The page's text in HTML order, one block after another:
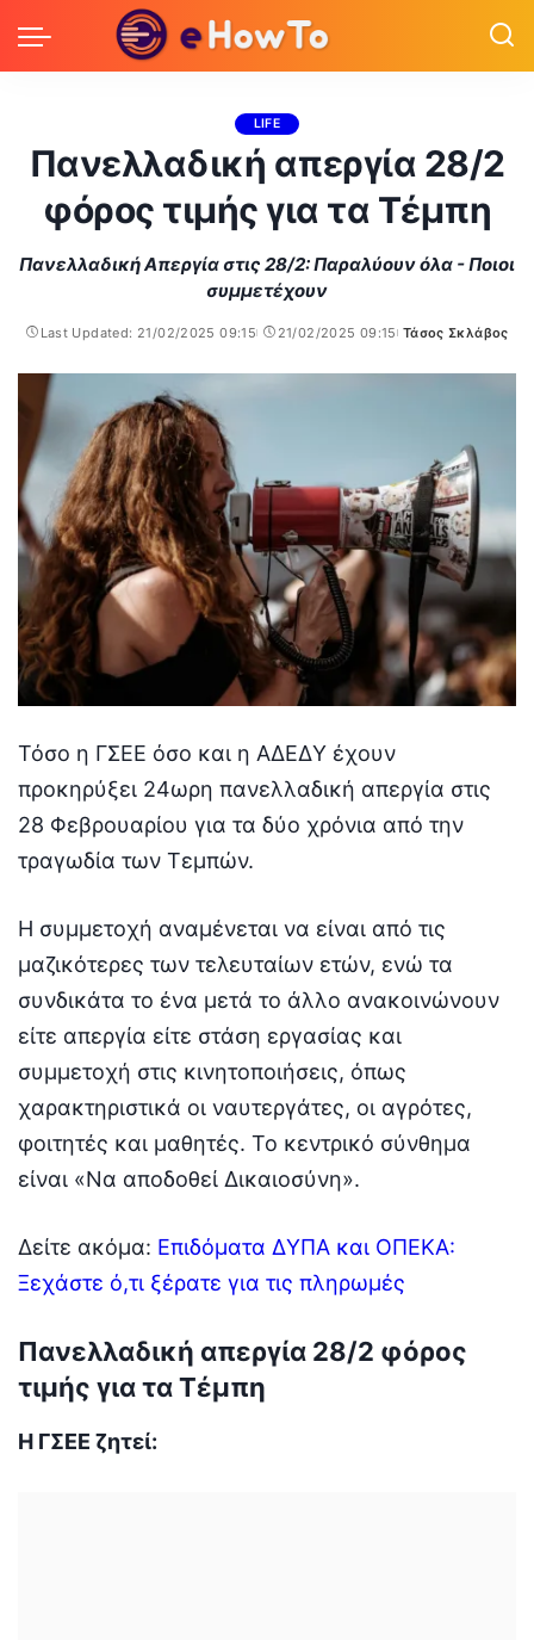
LIFE
Πανελλαδική απεργία 28/2
φόρος τιμής για τα Τέμπη
Πανελλαδική Απεργία στις 28/2: Παραλύουν όλα - Ποιοι
συμμετέχουν
Last Updated: 21/02/2025 09:15 21/02/2025 09:15
Posted
Τάσος Σκλάβος
Τόσο η ΓΣΕΕ όσο και η ΑΔΕΔΥ έχουν
προκηρύξει 24ωρη πανελλαδική απεργία στις
28 Φεβρουαρίου για τα δύο χρόνια από την
τραγωδία των Τεμπών.
Η συμμετοχή αναμένεται να είναι από τις
μαζικότερες των τελευταίων ετών, ενώ τα
συνδικάτα το ένα μετά το άλλο ανακοινώνουν
είτε απεργία είτε στάση εργασίας και
συμμετοχή στις κινητοποιήσεις, όπως
χαρακτηριστικά οι ναυτεργάτες, οι αγρότες,
φοιτητές και μαθητές. Το κεντρικό σύνθημα
είναι «Να αποδοθεί Δικαιοσύνη».
Δείτε ακόμα: Επιδόματα ΔΥΠΑ και ΟΠΕΚΑ:
Ξεχάστε ό,τι ξέρατε για τις πληρωμές
Πανελλαδική απεργία 28/2 φόρος
τιμής για τα Τέμπη
Η ΓΣΕΕ ζητεί: